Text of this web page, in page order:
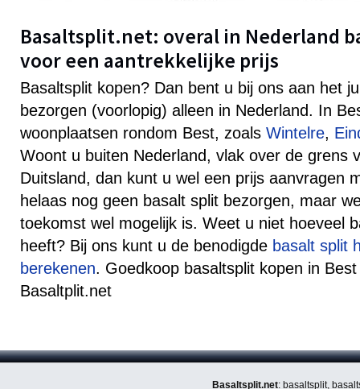
Basaltsplit.net: overal in Nederland
voor een aantrekkelijke prijs
Basaltsplit kopen? Dan bent u bij ons aan het
bezorgen (voorlopig) alleen in Nederland. In
woonplaatsen rondom Best, zoals Wintelre,
Woont u buiten Nederland, vlak over de grens
Duitsland, dan kunt u wel een prijs aanvragen
helaas nog geen basalt split bezorgen, maar
toekomst wel mogelijk is. Weet u niet hoeveel
heeft? Bij ons kunt u de benodigde basalt split
berekenen. Goedkoop basaltsplit kopen in
Basaltplit.net
Basaltsplit.net: basaltsplit,